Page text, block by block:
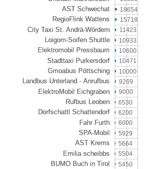
18654
15718
11423
10933
10600
10471
10000
9269
9000
6530
6200
6000
5929
5664
5504
5450